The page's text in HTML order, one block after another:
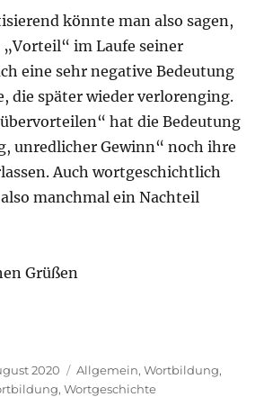
könnte man also sagen,
„Vorteil“ im Laufe seiner
eine sehr negative Bedeutung
die später wieder verlorenging.
hat die Bedeutung
unredlicher Gewinn“ noch ihre
Auch wortgeschichtlich
manchmal ein Nachteil
Grüßen
2020 Kategorien
Allgemein,Wortbildung,
,Wortgeschichte